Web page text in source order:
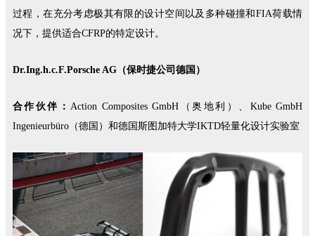
过程，在充分考虑极其有限的设计空间以及多种碰撞和FIA荷载情
况下，提供适合CFRP的特定设计。
Dr.Ing.h.c.F.Porsche AG（保时捷公司德国）
合作伙伴： Action Composites GmbH（奥地利）、Kube GmbH
Ingenieurbüro（德国）和德国斯图加特大学IKTD轻量化设计实验室